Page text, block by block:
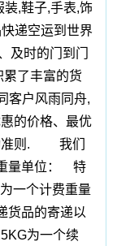
装,鞋子,手表,饰
递空运到世界
及时的门到门
了丰富的货
客户风雨同舟,
的价格、最优
准则. 我们
量单位： 特
一个计费重量
品的寄递以
为一个续